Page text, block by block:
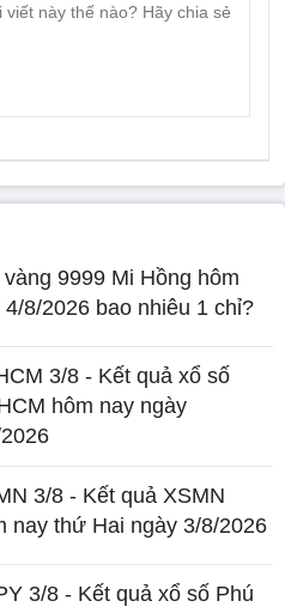
vàng 9999 Mi Hồng hôm
4/8/2026 bao nhiêu 1 chỉ?
3/8 - Kết quả xổ số
hôm nay ngày
3/8 - Kết quả XSMN
nay thứ Hai ngày 3/8/2026
3/8 - Kết quả xổ số Phú